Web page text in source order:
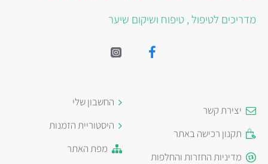
מדריכים לטיפול , טיפוח ושיקום שיער
יצירת קשר
תקנון רכישה באתר
מדיניות החזרות והחלפות
החשבון שלי
היסטוריית הזמנות
מפת האתר